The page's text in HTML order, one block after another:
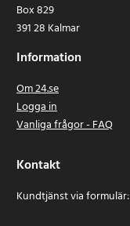
Box 829
391 28 Kalmar
Information
Om 24.se
Logga in
Vanliga frågor - FAQ
Kontakt
Kundtjänst via formulär: